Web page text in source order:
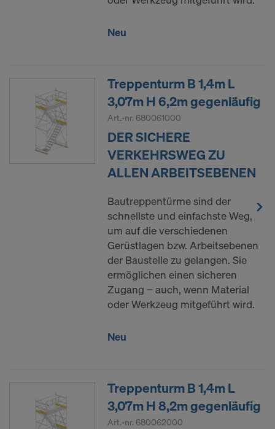
Neu
Treppenturm B 1,4m L
3,07m H 6,2m gegenläufig
Art.-nr. 680061000
DER SICHERE
VERKEHRSWEG ZU
ALLEN ARBEITSEBENEN
Bautreppentürme sind der
schnellste und einfachste Weg,
um auf die verschiedenen
Gerüstlagen bzw. Arbeitsebenen
der Baustelle zu gelangen. Sie
ermöglichen einen sicheren
Zugang − auch, wenn Material
oder Werkzeug mitgeführt wird.
Neu
Treppenturm B 1,4m L
3,07m H 8,2m gegenläufig
Art.-nr. 680062000